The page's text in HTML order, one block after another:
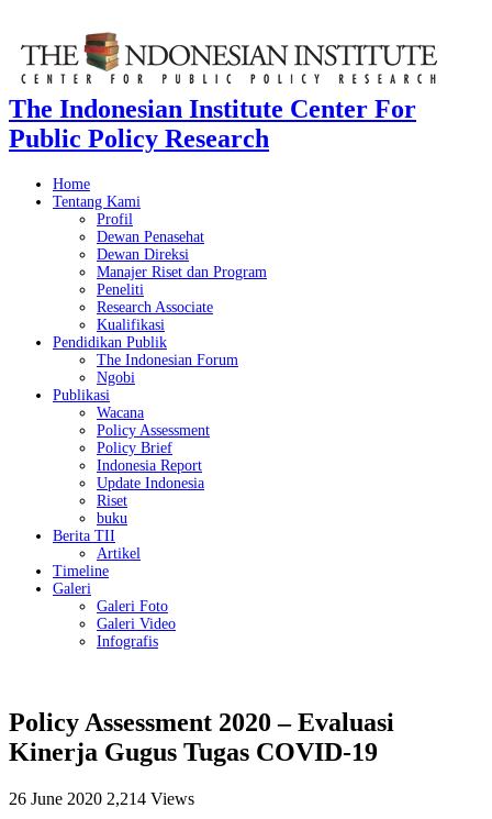
The Indonesian Institute Center For
Public Policy Research
Home
Tentang Kami
Profil
Dewan Penasehat
Dewan Direksi
Manajer Riset dan Program
Peneliti
Research Associate
Kualifikasi
Pendidikan Publik
The Indonesian Forum
Ngobi
Publikasi
Wacana
Policy Assessment
Policy Brief
Indonesia Report
Update Indonesia
Riset
buku
Berita TII
Artikel
Timeline
Galeri
Galeri Foto
Galeri Video
Infografis
Policy Assessment 2020 – Evaluasi
Kinerja Gugus Tugas COVID-19
26 June 2020 2,214 Views